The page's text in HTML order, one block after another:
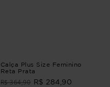
Calça Plus Size Feminino
Reta Prata
R$ 364,90 R$ 284,90